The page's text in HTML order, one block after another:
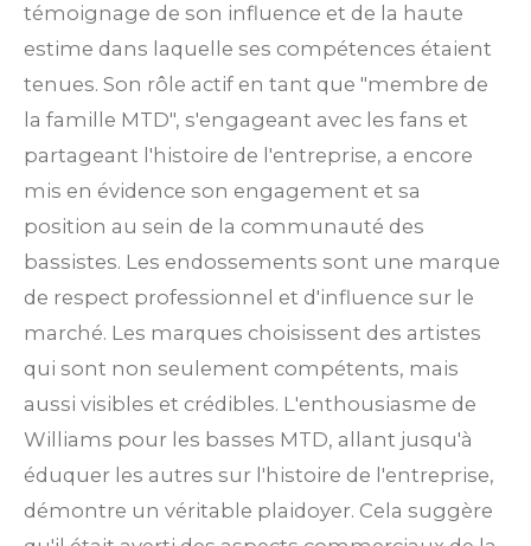
témoignage de son influence et de la haute
estime dans laquelle ses compétences étaient
tenues. Son rôle actif en tant que "membre de
la famille MTD", s'engageant avec les fans et
partageant l'histoire de l'entreprise, a encore
mis en évidence son engagement et sa
position au sein de la communauté des
bassistes. Les endossements sont une marque
de respect professionnel et d'influence sur le
marché. Les marques choisissent des artistes
qui sont non seulement compétents, mais
aussi visibles et crédibles. L'enthousiasme de
Williams pour les basses MTD, allant jusqu'à
éduquer les autres sur l'histoire de l'entreprise,
démontre un véritable plaidoyer. Cela suggère